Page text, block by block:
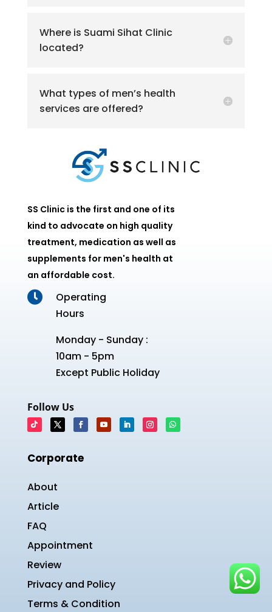
Where is Suami Sihat Clinic
located?
What types of men’s health
services are offered?
SS Clinic is the first and one of its
kind to advocate on high quality
treatment, medication as well as
supplements for men's health at
an affordable cost.

Operating
Hours
Monday - Sunday :
10am - 5pm
Except Public Holiday
Follow Us
Corporate
About
Article
FAQ
Appointment
Review
Privacy and Policy
Terms & Condition